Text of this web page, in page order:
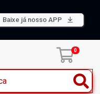
Baixe já nosso APP
0